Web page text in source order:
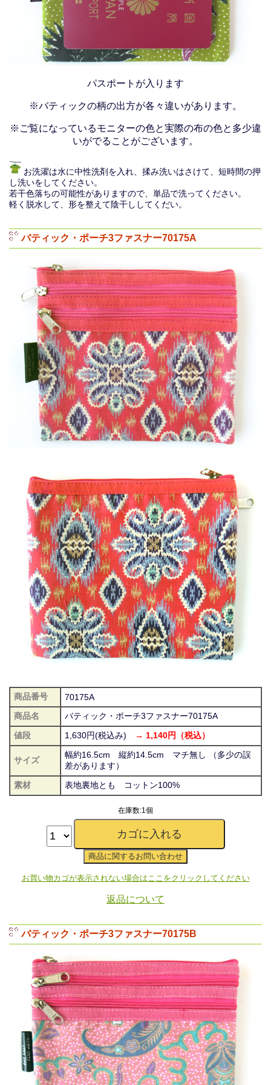
パスポートが入ります
※バティックの柄の出方が各々違いがあります。
※ご覧になっているモニターの色と実際の布の色と多少違
いがでることがございます。
お洗濯は水に中性洗剤を入れ、揉み洗いはさけて、短時間の押
し洗いをしてください。
若干色落ちの可能性がありますので、単品で洗ってください。
軽く脱水して、形を整えて陰干ししてくだい。
バティック・ポーチ3ファスナー70175A
商品番号
70175A
商品名
バティック・ポーチ3ファスナー70175A
値段
1,630円(税込み) → 1,140円（税込）
サイズ
幅約16.5cm 縦約14.5cm マチ無し （多少の誤
差があります）
素材
表地裏地とも コットン100%
在庫数:1個
お買い物カゴが表示されない場合はここをクリックしてください
返品について
バティック・ポーチ3ファスナー70175B